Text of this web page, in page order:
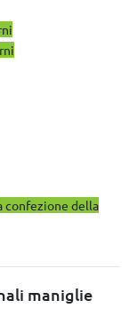
confezione della
maniglie